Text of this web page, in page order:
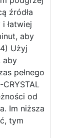
źródła
i łatwiej
aby
Użyj
aby
pełnego
od
Im niższa
tym